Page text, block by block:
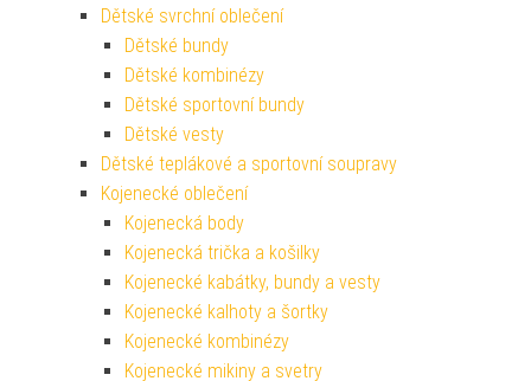
Dětské svrchní oblečení
Dětské bundy
Dětské kombinézy
Dětské sportovní bundy
Dětské vesty
Dětské teplákové a sportovní soupravy
Kojenecké oblečení
Kojenecká body
Kojenecká trička a košilky
Kojenecké kabátky, bundy a vesty
Kojenecké kalhoty a šortky
Kojenecké kombinézy
Kojenecké mikiny a svetry